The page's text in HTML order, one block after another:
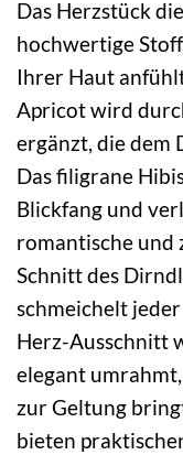
Das Herzstück
hochwertige
Ihrer Haut
Apricot wird
ergänzt, die dem
Das filigrane
Blickfang und
romantische und
Schnitt des
schmeichelt
Herz-Ausschnitt
elegant
zur Geltung
bieten